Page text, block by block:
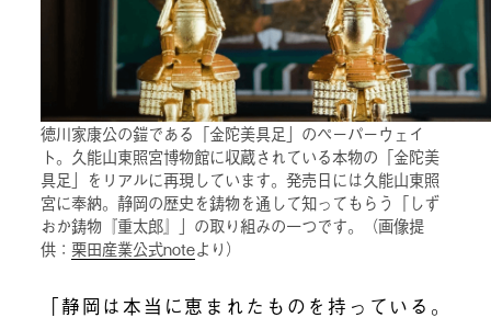
徳川家康公の鎧である「金陀美具足」のペーパーウェイ
ト。久能山東照宮博物館に収蔵されている本物の「金陀美
具足」をリアルに再現しています。発売日には久能山東照
宮に奉納。静岡の歴史を鋳物を通して知ってもらう「しず
おか鋳物『重太郎』」の取り組みの一つです。（画像提
供：栗田産業公式noteより）
「静岡は本当に恵まれたものを持っている。